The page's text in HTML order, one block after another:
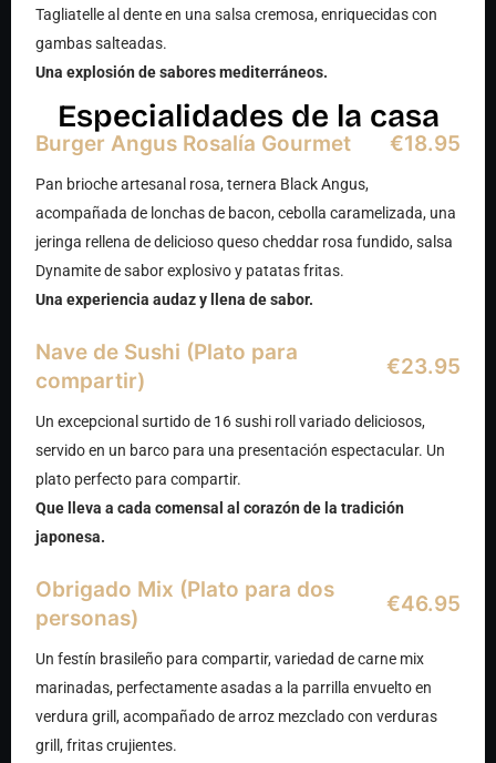
Tagliatelle al dente en una salsa cremosa, enriquecidas con
gambas salteadas.
Una explosión de sabores mediterráneos.
Especialidades de la casa
Burger Angus Rosalía Gourmet €18.95
Pan brioche artesanal rosa, ternera Black Angus,
acompañada de lonchas de bacon, cebolla caramelizada, una
jeringa rellena de delicioso queso cheddar rosa fundido, salsa
Dynamite de sabor explosivo y patatas fritas.
Una experiencia audaz y llena de sabor.
Nave de Sushi (Plato para
compartir)
€23.95
Un excepcional surtido de 16 sushi roll variado deliciosos,
servido en un barco para una presentación espectacular. Un
plato perfecto para compartir.
Que lleva a cada comensal al corazón de la tradición
japonesa.
Obrigado Mix (Plato para dos
personas)
€46.95
Un festín brasileño para compartir, variedad de carne mix
marinadas, perfectamente asadas a la parrilla envuelto en
verdura grill, acompañado de arroz mezclado con verduras
grill, fritas crujientes.